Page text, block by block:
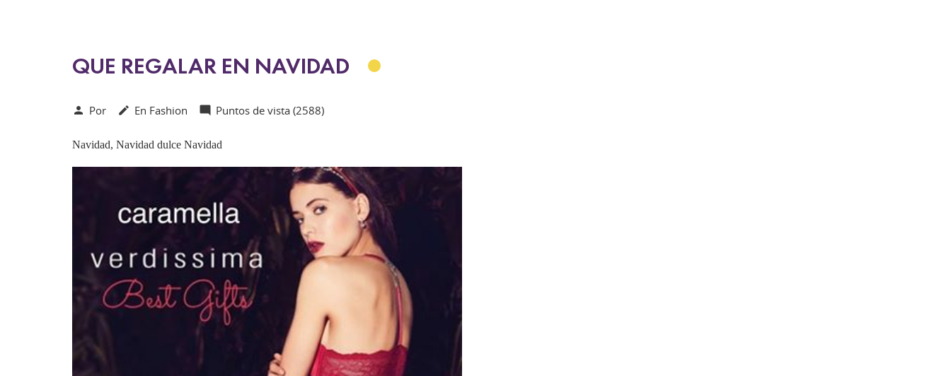
QUE REGALAR EN NAVIDAD
 Por  En Fashion  Puntos de vista (2588)
Navidad, Navidad dulce Navidad